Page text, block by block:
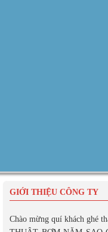
GIỚI THIỆU CÔNG TY
Chào mừng quí khách ghé